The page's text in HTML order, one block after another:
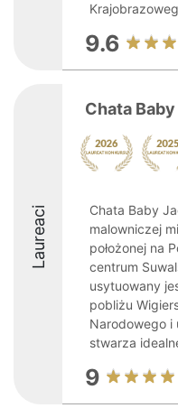
9.6
Laureaci
Chata
Chata Baby
malowniczej
położonej na
centrum
usytuowany
pobliżu
Narodowego i
stwarza
9